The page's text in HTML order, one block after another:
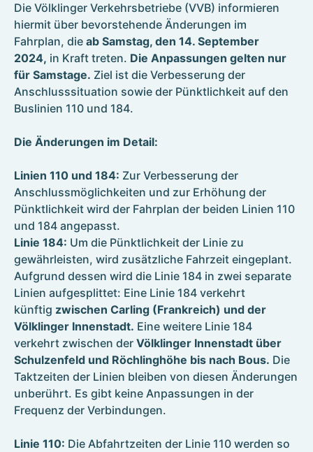
Referenzen
Wallboxen
E-Mobilität für Völklingen
Die Völklinger Verkehrsbetriebe (VVB) informieren
hiermit über bevorstehende Änderungen im
Fahrplan, die ab Samstag, den 14. September
2024, in Kraft treten. Die Anpassungen gelten nur
für Samstage. Ziel ist die Verbesserung der
Anschlusssituation sowie der Pünktlichkeit auf den
Buslinien 110 und 184.
Die Änderungen im Detail:
Linien 110 und 184: Zur Verbesserung der
Anschlussmöglichkeiten und zur Erhöhung der
Pünktlichkeit wird der Fahrplan der beiden Linien 110
und 184 angepasst.
Linie 184: Um die Pünktlichkeit der Linie zu
gewährleisten, wird zusätzliche Fahrzeit eingeplant.
Aufgrund dessen wird die Linie 184 in zwei separate
Linien aufgesplittet: Eine Linie 184 verkehrt
künftig zwischen Carling (Frankreich) und der
Völklinger Innenstadt. Eine weitere Linie 184
verkehrt zwischen der Völklinger Innenstadt über
Schulzenfeld und Röchlinghöhe bis nach Bous. Die
Taktzeiten der Linien bleiben von diesen Änderungen
unberührt. Es gibt keine Anpassungen in der
Frequenz der Verbindungen.
Linie 110: Die Abfahrtzeiten der Linie 110 werden so